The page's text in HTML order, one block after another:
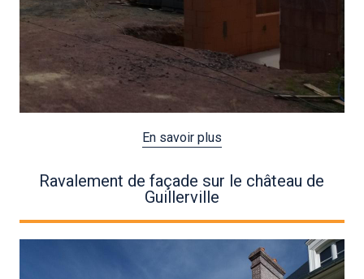
En savoir plus
Ravalement de façade sur le château de
Guillerville